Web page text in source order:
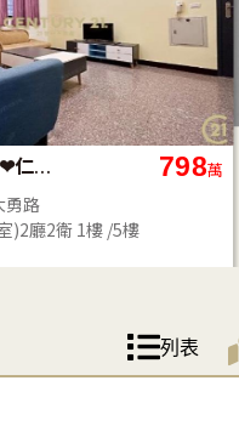
998萬
【谷關】世外桃源獨棟五套房
路一段裡冷巷
)1廳5衛
列表